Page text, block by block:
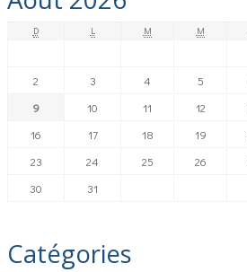
D L M M
2
3 4 5
9
10 11 12
16
17 18 19
23
24 25 26
30
31
Catégories